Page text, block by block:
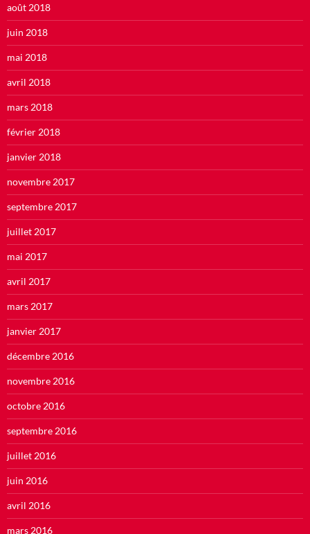
août 2018
juin 2018
mai 2018
avril 2018
mars 2018
février 2018
janvier 2018
novembre 2017
septembre 2017
juillet 2017
mai 2017
avril 2017
mars 2017
janvier 2017
décembre 2016
novembre 2016
octobre 2016
septembre 2016
juillet 2016
juin 2016
avril 2016
mars 2016